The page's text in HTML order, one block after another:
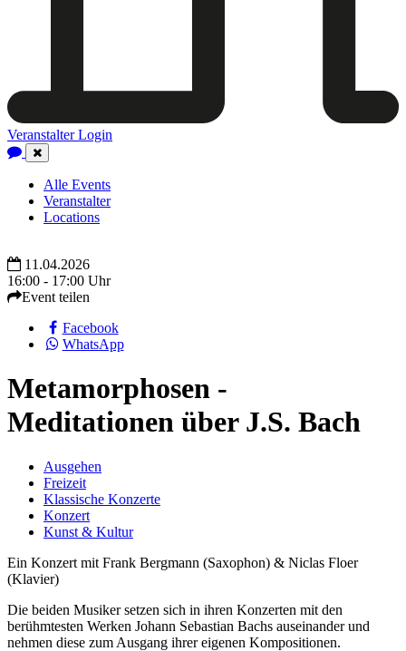
Veranstalter Login
Close
Navigation
Alle Events
Veranstalter
Locations
11.04.2026
16:00 - 17:00 Uhr
Event teilen
Facebook
WhatsApp
Metamorphosen -
Meditationen über J.S. Bach
Ausgehen
Freizeit
Klassische Konzerte
Konzert
Kunst & Kultur
Ein Konzert mit Frank Bergmann (Saxophon) & Niclas Floer
(Klavier)
Die beiden Musiker setzen sich in ihren Konzerten mit den
berühmtesten Werken Johann Sebastian Bachs auseinander und
nehmen diese zum Ausgang ihrer eigenen Kompositionen.